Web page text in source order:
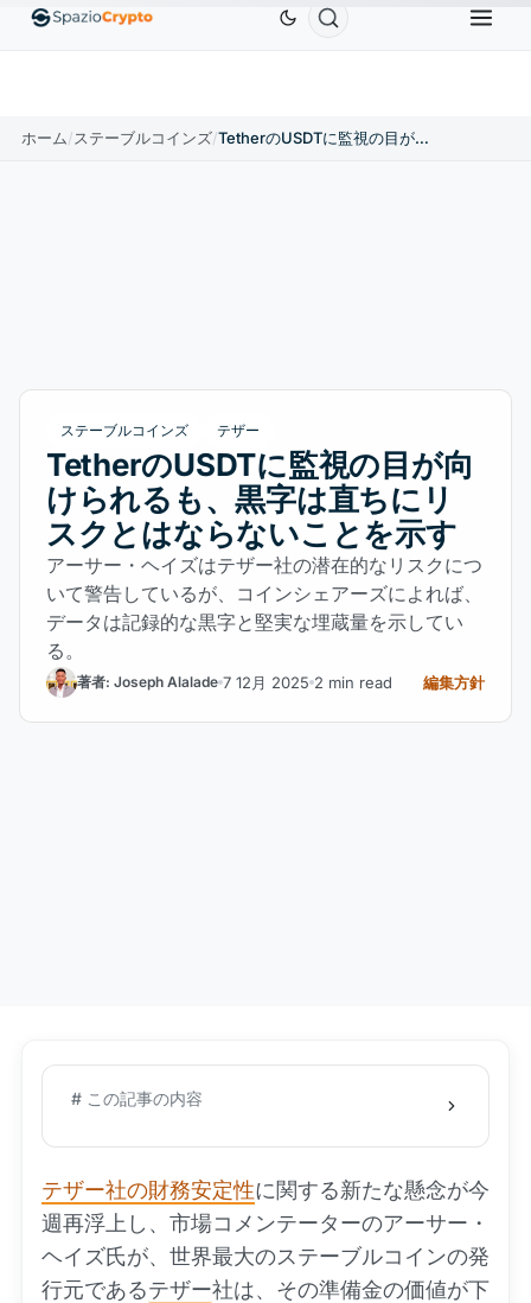
EthereumETH$1,880.58 Tether USDT BNB
ホーム/ステーブルコインズ/ TetherのUSDTに監視の目が向けられるも、黒字は直ちにリスクとはならないことを示す
ステーブルコインズ テザー
TetherのUSDTに監視の目が向
けられるも、黒字は直ちにリ
スクとはならないことを示す
アーサー・ヘイズはテザー社の潜在的なリスクにつ
いて警告しているが、コインシェアーズによれば、
データは記録的な黒字と堅実な埋蔵量を示してい
る。
著者: Joseph Alalade 7 12月 2025 2 min read 編集方針
# この記事の内容
テザー社の財務安定性に関する新たな懸念が今
週再浮上し、市場コメンテーターのアーサー・
ヘイズ氏が、世界最大のステーブルコインの発
行元であるテザー社は、その準備金の価値が下